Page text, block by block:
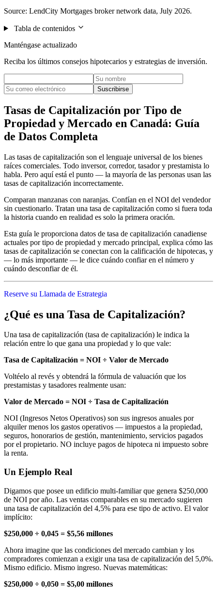
Source: LendCity Mortgages broker network data, July 2026.
Tabla de contenidos
Manténgase actualizado
Reciba los últimos consejos hipotecarios y estrategias de inversión.
Suscribirse
Tasas de Capitalización por Tipo de
Propiedad y Mercado en Canadá: Guía
de Datos Completa
Las tasas de capitalización son el lenguaje universal de los bienes
raíces comerciales. Todo inversor, corredor, tasador y prestamista lo
habla. Pero aquí está el punto — la mayoría de las personas usan las
tasas de capitalización incorrectamente.
Comparan manzanas con naranjas. Confían en el NOI del vendedor
sin cuestionarlo. Tratan una tasa de capitalización como si fuera toda
la historia cuando en realidad es solo la primera oración.
Esta guía le proporciona datos de tasa de capitalización canadiense
actuales por tipo de propiedad y mercado principal, explica cómo las
tasas de capitalización se conectan con la calificación de hipotecas, y
— lo más importante — le dice cuándo confiar en el número y
cuándo desconfiar de él.
Reserve su Llamada de Estrategia
¿Qué es una Tasa de Capitalización?
Una tasa de capitalización (tasa de capitalización) le indica la
relación entre lo que gana una propiedad y lo que vale:
Tasa de Capitalización = NOI ÷ Valor de Mercado
Voltéelo al revés y obtendrá la fórmula de valuación que los
prestamistas y tasadores realmente usan:
Valor de Mercado = NOI ÷ Tasa de Capitalización
NOI (Ingresos Netos Operativos) son sus ingresos anuales por
alquiler menos los gastos operativos — impuestos a la propiedad,
seguros, honorarios de gestión, mantenimiento, servicios pagados
por el propietario. NO incluye pagos de hipoteca ni impuesto sobre
la renta.
Un Ejemplo Real
Digamos que posee un edificio multi-familiar que genera $250,000
de NOI por año. Las ventas comparables en su mercado sugieren
una tasa de capitalización del 4,5% para ese tipo de activo. El valor
implícito:
$250,000 ÷ 0,045 = $5,56 millones
Ahora imagine que las condiciones del mercado cambian y los
compradores comienzan a exigir una tasa de capitalización del 5,0%.
Mismo edificio. Mismo ingreso. Nuevas matemáticas:
$250,000 ÷ 0,050 = $5,00 millones